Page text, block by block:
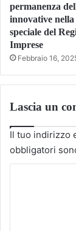
permanenza
innovative nella
speciale del
Imprese
Febbraio 16,
Lascia un
Il tuo indirizzo
obbligatori